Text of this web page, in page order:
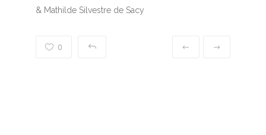
& Mathilde Silvestre de Sacy
0